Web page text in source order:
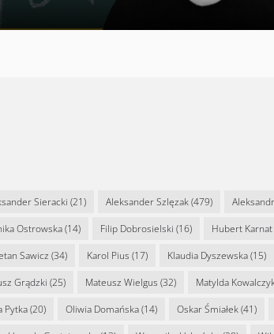
Sieracki (21) Aleksander Szlęzak(479)
Ostrowska(14) Filip Dobrosielski (16) Hubert Karnat
Sawicz (34) Karol Pius (17) Klaudia Dyszewska(15)
Grądzki (25) Mateusz Wielgus (32) Matylda
Pytka(20) Oliwia Domańska(14) Oskar Śmiałek(41)